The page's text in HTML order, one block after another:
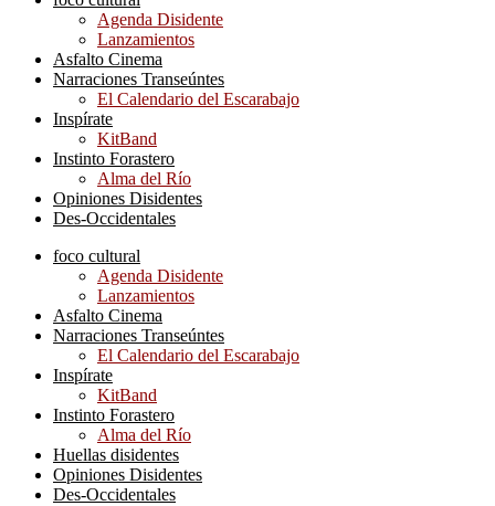
Agenda Disidente
Lanzamientos
Asfalto Cinema
Narraciones Transeúntes
El Calendario del Escarabajo
Inspírate
KitBand
Instinto Forastero
Alma del Río
Opiniones Disidentes
Des-Occidentales
foco cultural
Agenda Disidente
Lanzamientos
Asfalto Cinema
Narraciones Transeúntes
El Calendario del Escarabajo
Inspírate
KitBand
Instinto Forastero
Alma del Río
Huellas disidentes
Opiniones Disidentes
Des-Occidentales